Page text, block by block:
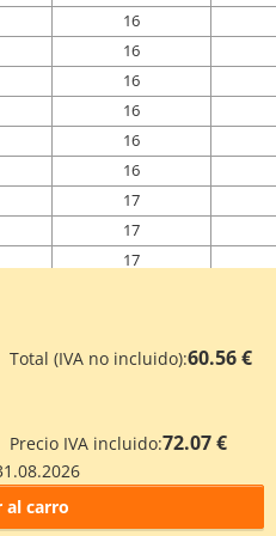
16
16
16
16
16
16
17
17
17
17
17
Total (IVA no incluido):60.56 €
Precio IVA incluido:72.07 €
al carro